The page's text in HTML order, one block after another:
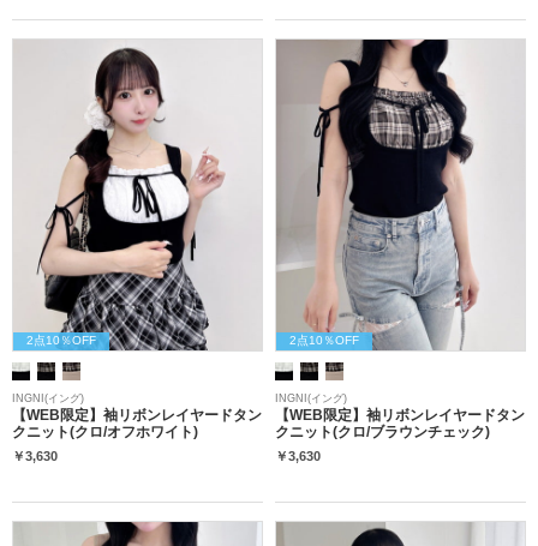
2点10％OFF
INGNI(イング)
【WEB限定】袖リボンレイヤードタン
クニット(クロ/オフホワイト)
￥3,630
2点10％OFF
INGNI(イング)
【WEB限定】袖リボンレイヤードタン
クニット(クロ/ブラウンチェック)
￥3,630